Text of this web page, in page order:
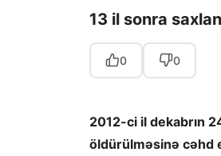
13 il sonra
0 0
2012-ci il dekabrın
öldürülməsinə cəhd